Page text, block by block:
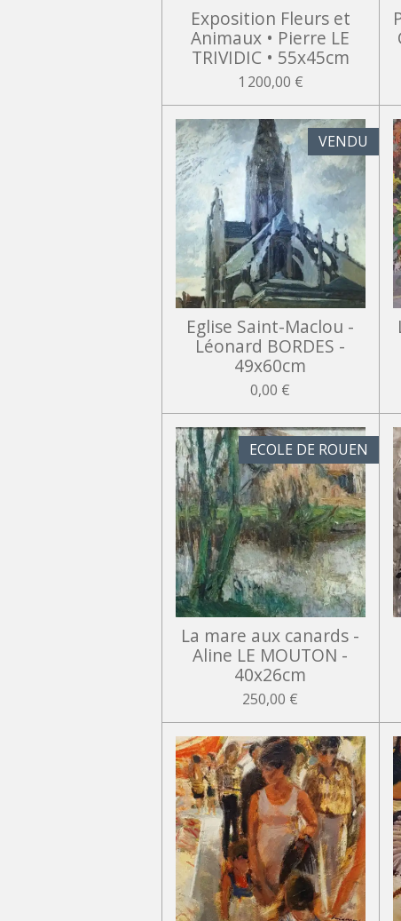
Exposition Fleurs et
Animaux • Pierre LE
TRIVIDIC • 55x45cm
1 200,00 €
VENDU
Eglise Saint-Maclou -
Léonard BORDES -
49x60cm
0,00 €
ECOLE DE ROUEN
La mare aux canards -
Aline LE MOUTON -
40x26cm
250,00 €